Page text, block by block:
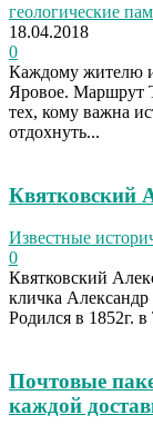
геологические
18.04.2018
0
Каждому жителю
Яровое. Маршрут
тех, кому важна
отдохнуть...
Квятковский
Известные
0
Квятковский
кличка
Родился в 1852г.
Почтовые
каждой